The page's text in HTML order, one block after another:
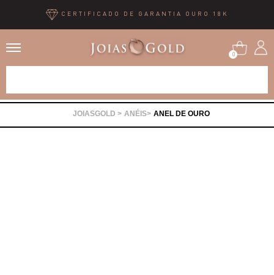
CERTIFICADO DE GARANTIA OURO 18K
0
ANÉIS ANEL DE OURO